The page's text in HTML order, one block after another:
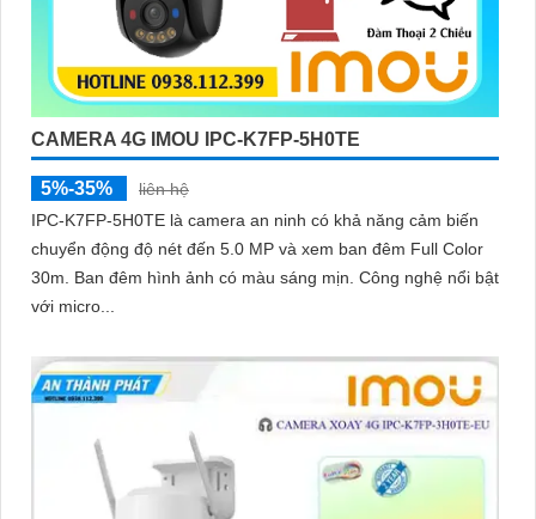
CAMERA 4G IMOU IPC-K7FP-5H0TE
5%-35%
liên hệ
IPC-K7FP-5H0TE là camera an ninh có khả năng cảm biến
chuyển động độ nét đến 5.0 MP và xem ban đêm Full Color
30m. Ban đêm hình ảnh có màu sáng mịn. Công nghệ nổi bật
với micro...